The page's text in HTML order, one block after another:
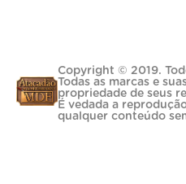
Copyright © 2019.
Todas as marcas e
propriedade de seus
É vedada a
qualquer conteúdo